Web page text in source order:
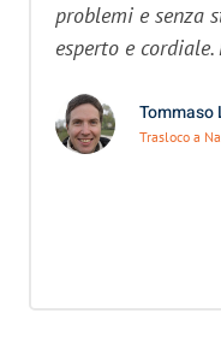
problemi e senza
esperto e
Tommaso
Trasloco a